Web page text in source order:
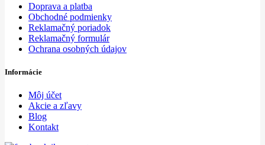
Doprava a platba
Obchodné podmienky
Reklamačný poriadok
Reklamačný formulár
Ochrana osobných údajov
Informácie
Môj účet
Akcie a zľavy
Blog
Kontakt